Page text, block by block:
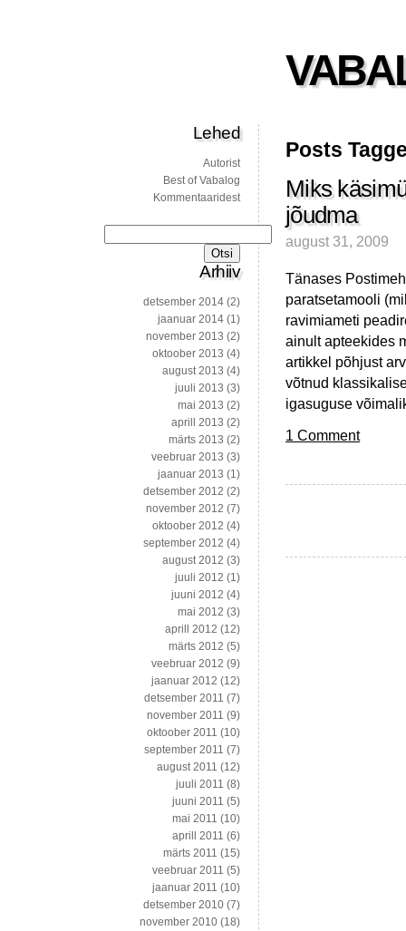
Posts
Miks
jõudma
august 31, 2009
Tänases
paratsetamooli
ravimiameti
ainult apteekides
artikkel põhjust
võtnud
igasuguse
1 Comment
Lehed
Autorist
Best of Vabalog
Kommentaaridest
Arhiiv
detsember 2014 (2)
jaanuar 2014 (1)
november 2013 (2)
oktoober 2013 (4)
august 2013 (4)
juuli 2013 (3)
mai 2013 (2)
aprill 2013 (2)
märts 2013 (2)
veebruar 2013 (3)
jaanuar 2013 (1)
detsember 2012 (2)
november 2012 (7)
oktoober 2012 (4)
september 2012 (4)
august 2012 (3)
juuli 2012 (1)
juuni 2012 (4)
mai 2012 (3)
aprill 2012 (12)
märts 2012 (5)
veebruar 2012 (9)
jaanuar 2012 (12)
detsember 2011 (7)
november 2011 (9)
oktoober 2011 (10)
september 2011 (7)
august 2011 (12)
juuli 2011 (8)
juuni 2011 (5)
mai 2011 (10)
aprill 2011 (6)
märts 2011 (15)
veebruar 2011 (5)
jaanuar 2011 (10)
detsember 2010 (7)
november 2010 (18)